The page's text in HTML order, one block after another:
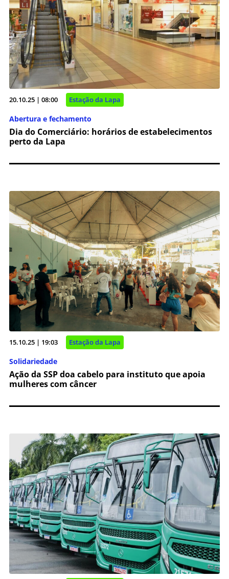
20.10.25 | 08:00 Estação da Lapa
Abertura e fechamento
Dia do Comerciário: horários de estabelecimentos
perto da Lapa
15.10.25 | 19:03 Estação da Lapa
Solidariedade
Ação da SSP doa cabelo para instituto que apoia
mulheres com câncer